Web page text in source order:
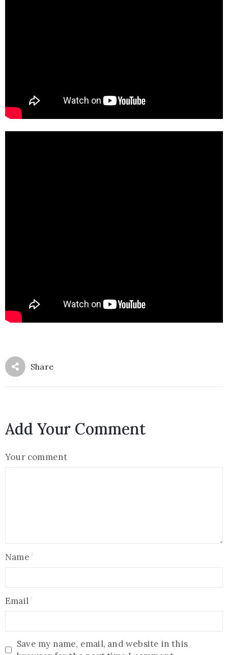
Share
Add Your Comment
Your comment
Name
Email
Save my name, email, and website in this